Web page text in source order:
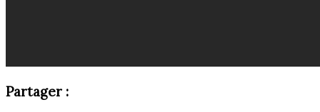
Partager :